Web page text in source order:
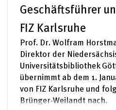
Geschäftsführer
FIZ Karlsruhe
Prof. Dr. Wolfram
Direktor der
Universitätsbibliothek
übernimmt ab dem 1.
von FIZ Karlsruhe und
Brünger-Weilandt nach.